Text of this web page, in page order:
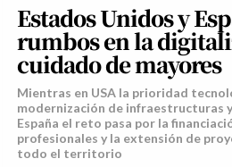
Estados Unidos y
rumbos en la
cuidado de mayores
Mientras en USA la prioridad
modernización de infraestructuras
España el reto pasa por la
profesionales y la extensión de
todo el territorio